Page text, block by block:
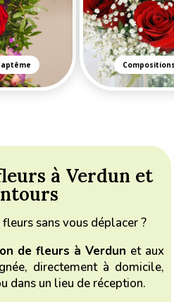
à Verdun et
sans vous déplacer ?
de fleurs à Verdun et aux
directement à domicile,
dans un lieu de réception.